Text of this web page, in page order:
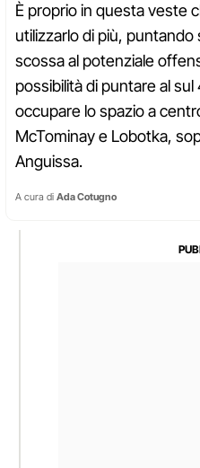
È proprio in questa veste
utilizzarlo di più,
scossa al potenziale
possibilità di puntare al
occupare lo spazio a
McTominay e Lobotka,
Anguissa.
A cura di Ada Cotugno